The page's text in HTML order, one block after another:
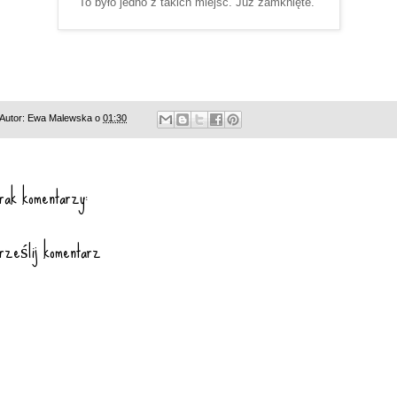
Autor: Ewa Malewska o 01:30
komentarzy:
komentarz